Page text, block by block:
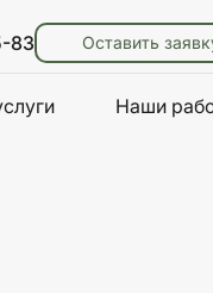
83 Оставить
Наши